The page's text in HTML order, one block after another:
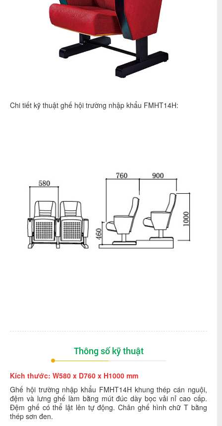
Chi tiết kỹ thuật ghế hội trường nhập khẩu FMHT14H:
Thông số kỹ thuật
Kích thước: W580 x D760 x H1000 mm
Ghế hội trường nhập khẩu FMHT14H khung thép cán nguội,
đệm và lưng ghế làm bằng mút đúc dày bọc vải nỉ cao cấp.
Đệm ghế có thể lật lên tự động. Chân ghế hình chữ T bằng
thép sơn đen.